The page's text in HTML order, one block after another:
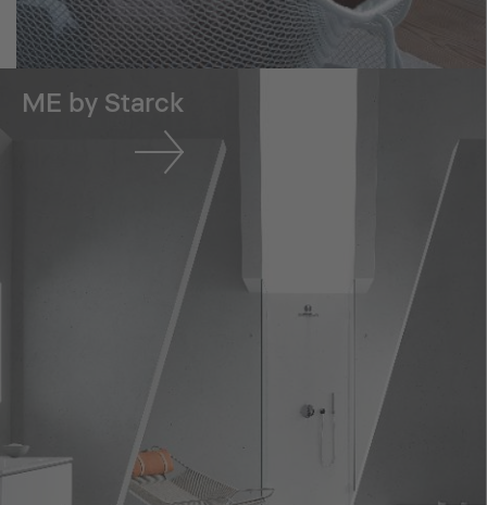
ME by Starck